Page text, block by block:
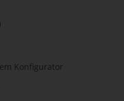
Konfigurator